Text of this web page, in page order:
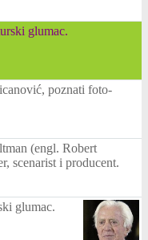
glumac.
poznati foto-
(engl. Robert
scenarist i producent.
glumac.